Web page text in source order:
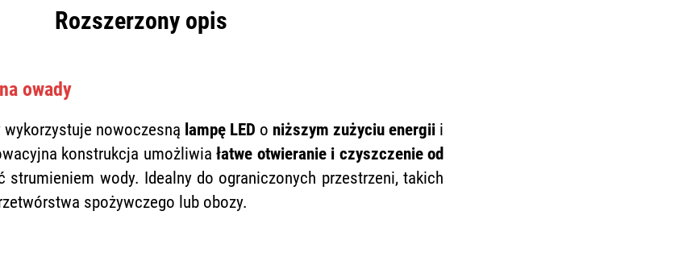
Rozszerzony opis
owady
wykorzystuje nowoczesną lampę LED o niższym zużyciu energii i
konstrukcja umożliwiałatwe otwieranie i czyszczenie od
strumieniem wody. Idealny do ograniczonych przestrzeni, takich
spożywczego lub obozy.